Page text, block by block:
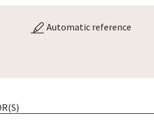
Automatic reference